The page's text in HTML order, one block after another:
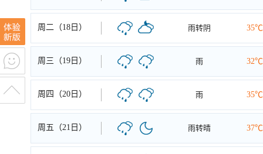
周二（18日） 雨转阴 35℃
周三（19日） 雨 32℃
周四（20日） 雨 35℃
周五（21日） 雨转晴 37℃